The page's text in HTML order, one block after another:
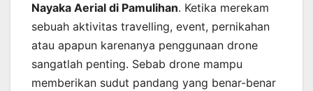
Nayaka Aerial di Pamulihan. Ketika merekam
sebuah aktivitas travelling, event, pernikahan
atau apapun karenanya penggunaan drone
sangatlah penting. Sebab drone mampu
memberikan sudut pandang yang benar-benar